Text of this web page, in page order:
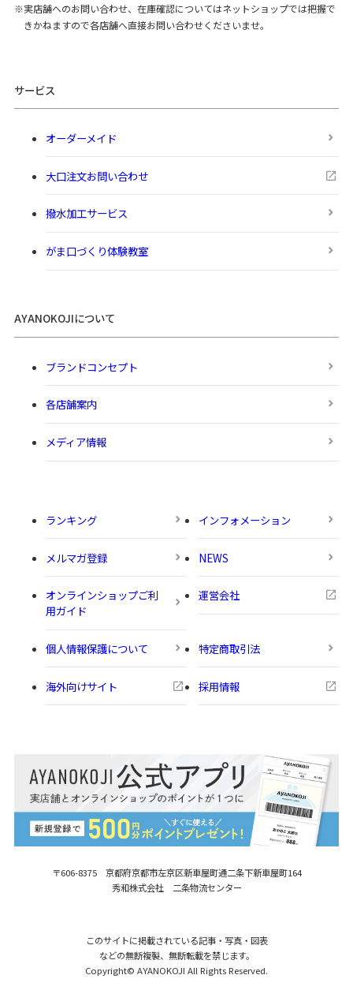
〒606-8375 京都府京都市左京区新車屋町通二条下新車屋町164
秀和株式会社 二条物流センター
実店舗へのお問い合わせ、在庫確認についてはネットショップでは把握で
きかねますので各店舗へ直接お問い合わせくださいませ。
サービス
オーダーメイド
大口注文お問い合わせ
撥水加工サービス
がま口づくり体験教室
AYANOKOJIについて
ブランドコンセプト
各店舗案内
メディア情報
ランキング インフォメーション
メルマガ登録 NEWS
オンラインショップご利
用ガイド
運営会社
個人情報保護について 特定商取引法
海外向けサイト 採用情報
このサイトに掲載されている記事・写真・図表
などの無断複製、無断転載を禁じます。
Copyright© AYANOKOJI All Rights Reserved.